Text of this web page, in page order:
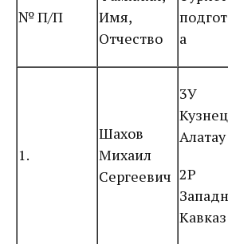
№ П/П
Имя,
Отчество
а
1.
Шахов
Михаил
Сергеевич
3У
2Р